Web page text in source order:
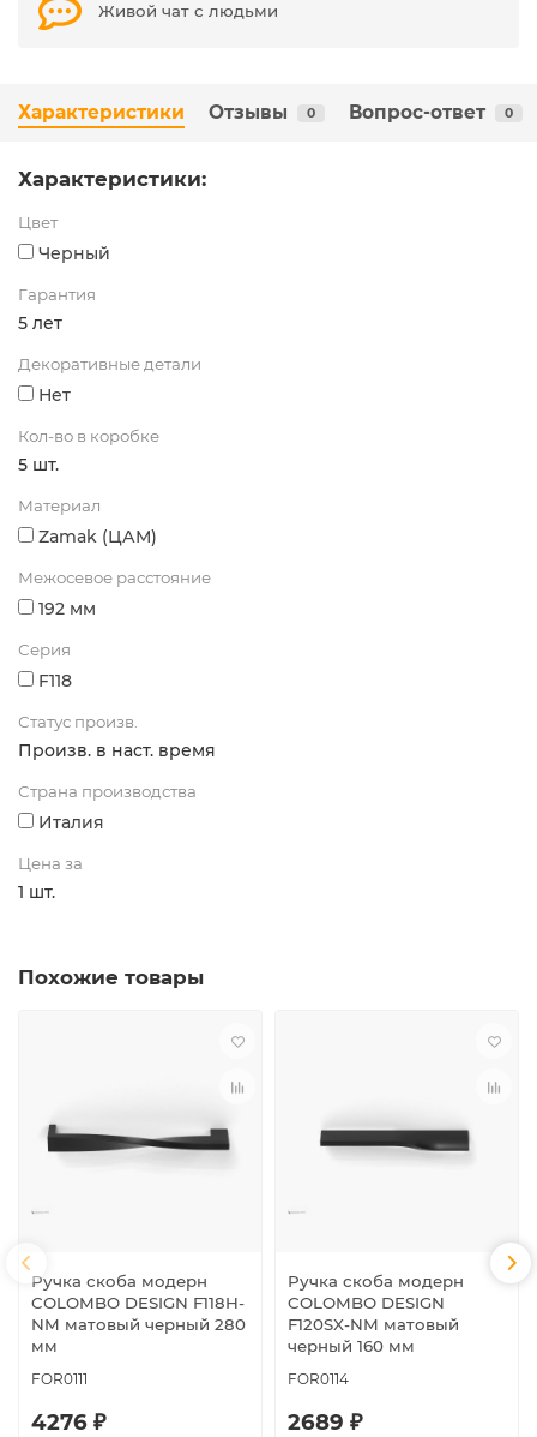
Живой чат с людьми
Характеристики Отзывы 0 Вопрос-ответ 0
Характеристики:
Цвет
Черный
Гарантия
5 лет
Декоративные детали
Нет
Кол-во в коробке
5 шт.
Материал
Zamak (ЦАМ)
Межосевое расстояние
192 мм
Серия
F118
Статус произв.
Произв. в наст. время
Страна производства
Италия
Цена за
1 шт.
Похожие товары
Ручка скоба модерн
COLOMBO DESIGN F118H-
NM матовый черный 280
мм
FOR0111
4276 ₽
Ручка скоба модерн
COLOMBO DESIGN
F120SX-NM матовый
черный 160 мм
FOR0114
2689 ₽